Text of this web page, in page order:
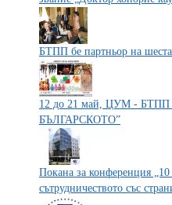
БТПП бе партньор на
12 до 21 май, ЦУМ - БТПП
БЪЛГАРСКОТО”
Покана за конференция
сътрудничеството със